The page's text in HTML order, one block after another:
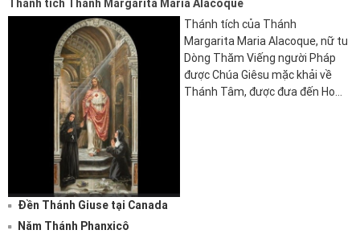
Thánh tích Thánh Margarita Maria Alacoque
Thánh tích của Thánh
Margarita Maria Alacoque, nữ tu
Dòng Thăm Viếng người Pháp
được Chúa Giêsu mặc khải về
Thánh Tâm, được đưa đến Hoa
Đền Thánh Giuse tại Canada
Năm Thánh Phanxicô